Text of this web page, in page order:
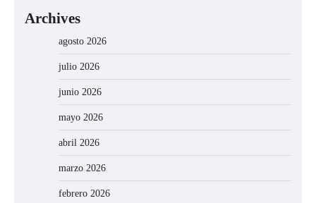
Archives
agosto 2026
julio 2026
junio 2026
mayo 2026
abril 2026
marzo 2026
febrero 2026